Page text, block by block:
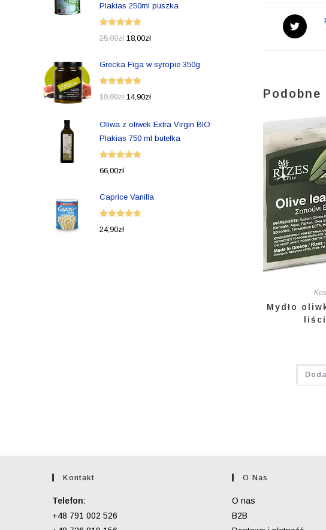
Opens
in
Mydło
Plakias 250ml puszka
Oceniono
25,00zł 18,00zł
Grecka Figa w syropie 350g
Oceniono
19,90zł 14,90zł
Oliwa z oliwek Extra Virgin BIO
Plakias 750 ml butelka
Oceniono
66,00zł
Caprice Vanilla
Oceniono
24,90zł
Kontakt
Telefon:
+48 791 002 526
O Nas
O nas
B2B